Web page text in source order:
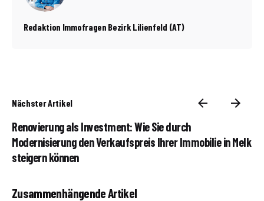
Redaktion Immofragen Bezirk Lilienfeld (AT)
Nächster Artikel
Renovierung als Investment: Wie Sie durch
Modernisierung den Verkaufspreis Ihrer Immobilie in Melk
steigern können
Zusammenhängende Artikel